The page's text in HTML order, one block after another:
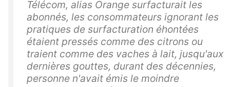
Télécom, alias Orange surfacturait les
abonnés, les consommateurs ignorant les
pratiques de surfacturation éhontées
étaient pressés comme des citrons ou
traient comme des vaches à lait, jusqu'aux
dernières gouttes, durant des décennies,
personne n'avait émis le moindre